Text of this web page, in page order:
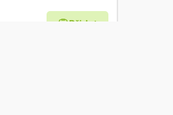
Přidat